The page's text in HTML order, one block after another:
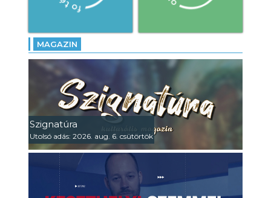
MAGAZIN
Szignatúra
Utolsó adás: 2026. aug. 6. csütörtök